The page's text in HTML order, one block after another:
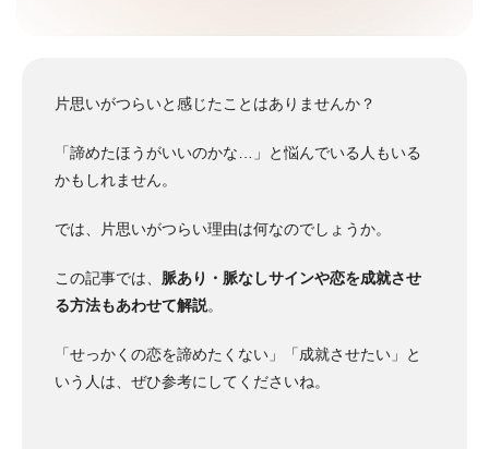
片思いがつらいと感じたことはありませんか？
「諦めたほうがいいのかな…」と悩んでいる人もいる
かもしれません。
では、片思いがつらい理由は何なのでしょうか。
この記事では、 脈あり・脈なしサインや恋を成就させ
る方法もあわせて解説。
「せっかくの恋を諦めたくない」「成就させたい」と
いう人は、ぜひ参考にしてくださいね。